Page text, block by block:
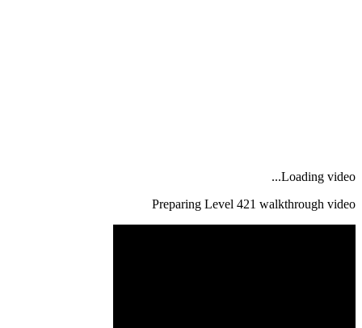
Loading video...
Preparing Level 421 walkthrough video